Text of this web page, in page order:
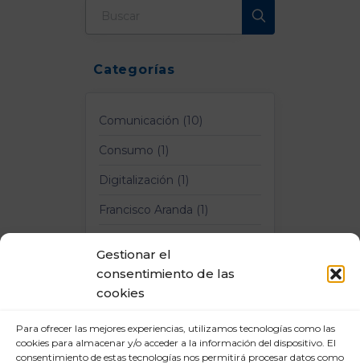
Gestionar el
consentimiento de las
cookies
Para ofrecer las mejores experiencias, utilizamos tecnologías como las
cookies para almacenar y/o acceder a la información del dispositivo. El
consentimiento de estas tecnologías nos permitirá procesar datos como
Categorías
Comunicación (10)
Consumo (1)
Digitalización (1)
Francisco Aranda (1)
Mercado Laboral (6)
Nuevas tecnologías (2)
Prevención Riesgos
Laborales (12)